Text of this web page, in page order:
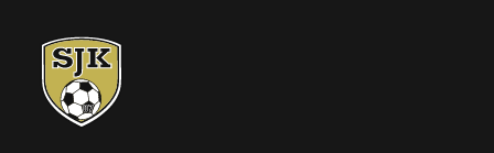
SJK-
juniorit